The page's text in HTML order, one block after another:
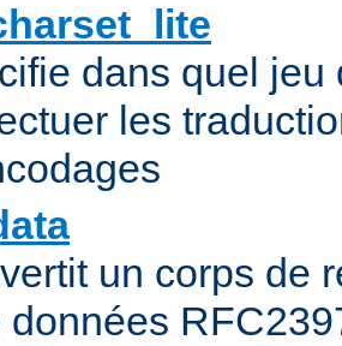
dans quel jeu
les
un corps de
données